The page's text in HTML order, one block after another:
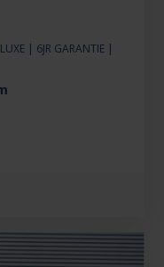
| 6JR GARANTIE |